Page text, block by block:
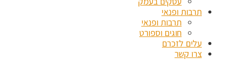
תרבות ופנאי
תרבות ופנאי
חוגים וספורט
עלים לזכרם
צרו קשר